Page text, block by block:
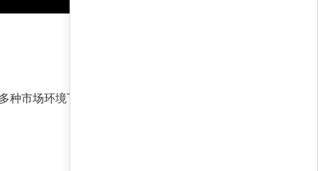
种市场环境下（如2022年震荡市和2023年结